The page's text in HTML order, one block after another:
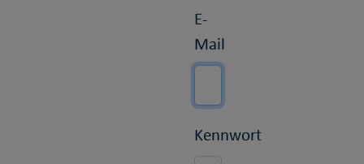
E-
Mail
Kennwort